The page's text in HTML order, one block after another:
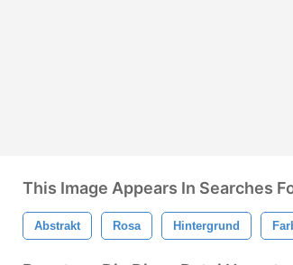
This Image Appears In Searches
Abstrakt Rosa Hintergrund